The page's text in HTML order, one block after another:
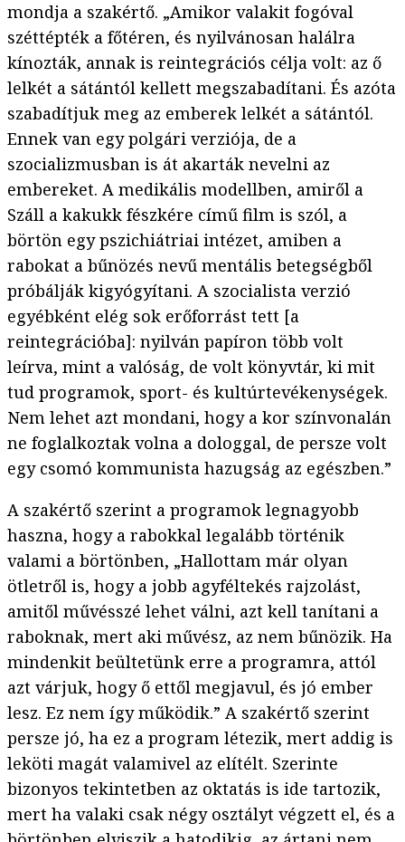
mondja a szakértő. „Amikor valakit fogóval
széttépték a főtéren, és nyilvánosan halálra
kínozták, annak is reintegrációs célja volt: az ő
lelkét a sátántól kellett megszabadítani. És azóta
szabadítjuk meg az emberek lelkét a sátántól.
Ennek van egy polgári verziója, de a
szocializmusban is át akarták nevelni az
embereket. A medikális modellben, amiről a
Száll a kakukk fészkére című film is szól, a
börtön egy pszichiátriai intézet, amiben a
rabokat a bűnözés nevű mentális betegségből
próbálják kigyógyítani. A szocialista verzió
egyébként elég sok erőforrást tett [a
reintegrációba]: nyilván papíron több volt
leírva, mint a valóság, de volt könyvtár, ki mit
tud programok, sport- és kultúrtevékenységek.
Nem lehet azt mondani, hogy a kor színvonalán
ne foglalkoztak volna a dologgal, de persze volt
egy csomó kommunista hazugság az egészben.”
A szakértő szerint a programok legnagyobb
haszna, hogy a rabokkal legalább történik
valami a börtönben, „Hallottam már olyan
ötletről is, hogy a jobb agyféltekés rajzolást,
amitől művésszé lehet válni, azt kell tanítani a
raboknak, mert aki művész, az nem bűnözik. Ha
mindenkit beültetünk erre a programra, attól
azt várjuk, hogy ő ettől megjavul, és jó ember
lesz. Ez nem így működik.” A szakértő szerint
persze jó, ha ez a program létezik, mert addig is
leköti magát valamivel az elítélt. Szerinte
bizonyos tekintetben az oktatás is ide tartozik,
mert ha valaki csak négy osztályt végzett el, és a